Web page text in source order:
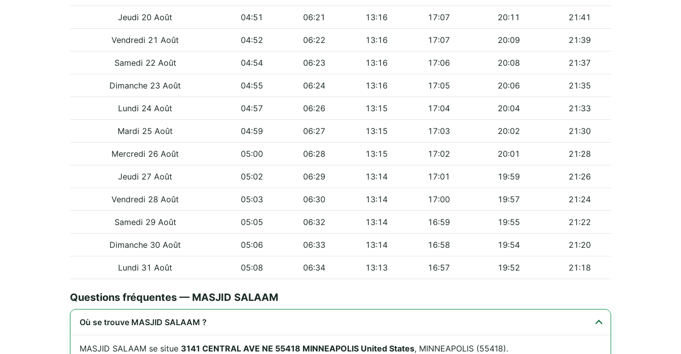
Jeudi 20 Août 04:51 06:21 13:16 17:07 20:11 21:41
Vendredi 21 Août 04:52 06:22 13:16 17:07 20:09 21:39
Samedi 22 Août 04:54 06:23 13:16 17:06 20:08 21:37
Dimanche 23 Août 04:55 06:24 13:16 17:05 20:06 21:35
Lundi 24 Août 04:57 06:26 13:15 17:04 20:04 21:33
Mardi 25 Août 04:59 06:27 13:15 17:03 20:02 21:30
Mercredi 26 Août 05:00 06:28 13:15 17:02 20:01 21:28
Jeudi 27 Août 05:02 06:29 13:14 17:01 19:59 21:26
Vendredi 28 Août 05:03 06:30 13:14 17:00 19:57 21:24
Samedi 29 Août 05:05 06:32 13:14 16:59 19:55 21:22
Dimanche 30 Août 05:06 06:33 13:14 16:58 19:54 21:20
Lundi 31 Août 05:08 06:34 13:13 16:57 19:52 21:18
Questions fréquentes — MASJID SALAAM
Où se trouve MASJID SALAAM ?
MASJID SALAAM se situe 3141 CENTRAL AVE NE 55418 MINNEAPOLIS United States, MINNEAPOLIS (55418).